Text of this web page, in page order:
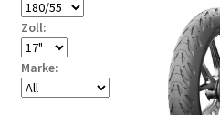
Zoll:
Marke: